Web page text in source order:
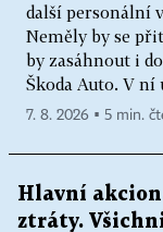
další personální
Neměly by se
by zasáhnout i
Škoda Auto. V ní
7. 8. 2026 ▪ 5 min.
Hlavní
ztráty.